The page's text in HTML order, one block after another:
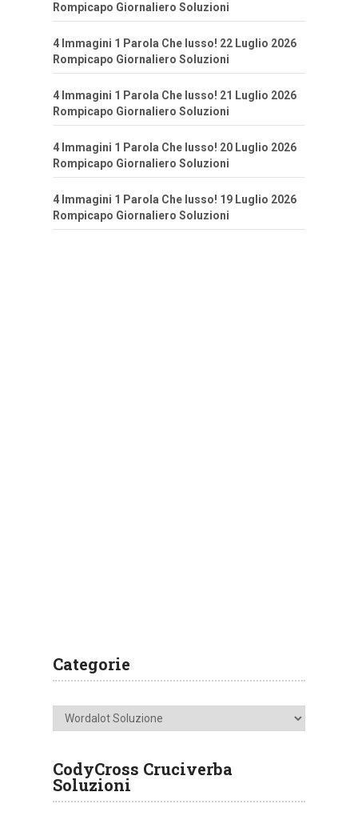
Rompicapo Giornaliero Soluzioni
4 Immagini 1 Parola Che lusso! 22 Luglio 2026
Rompicapo Giornaliero Soluzioni
4 Immagini 1 Parola Che lusso! 21 Luglio 2026
Rompicapo Giornaliero Soluzioni
4 Immagini 1 Parola Che lusso! 20 Luglio 2026
Rompicapo Giornaliero Soluzioni
4 Immagini 1 Parola Che lusso! 19 Luglio 2026
Rompicapo Giornaliero Soluzioni
Categorie
Categorie
CodyCross Cruciverba
Soluzioni